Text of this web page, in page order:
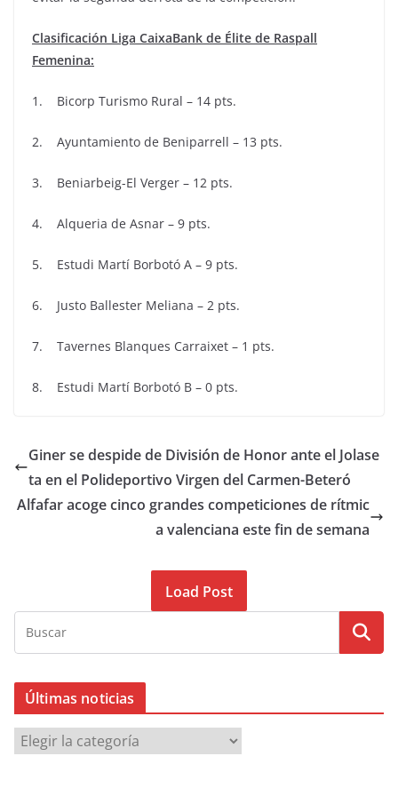
Clasificación Liga CaixaBank de Élite de Raspall
Femenina:
1. Bicorp Turismo Rural – 14 pts.
2. Ayuntamiento de Beniparrell – 13 pts.
3. Beniarbeig-El Verger – 12 pts.
4. Alqueria de Asnar – 9 pts.
5. Estudi Martí Borbotó A – 9 pts.
6. Justo Ballester Meliana – 2 pts.
7. Tavernes Blanques Carraixet – 1 pts.
8. Estudi Martí Borbotó B – 0 pts.
Giner se despide de División de Honor ante el Jolase
ta en el Polideportivo Virgen del Carmen-Beteró
Alfafar acoge cinco grandes competiciones de rítmic
a valenciana este fin de semana
Load Post
Últimas noticias
Ú
l